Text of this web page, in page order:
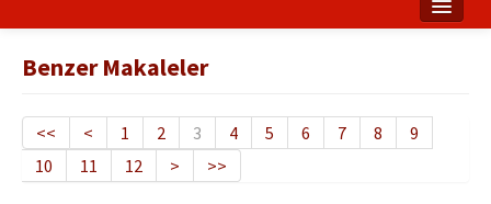
Yayın Politikası
Dergi Kurulları
Benzer Makaleler
<< < 1 2 3 4 5 6 7 8
9
10
11 12 > >>